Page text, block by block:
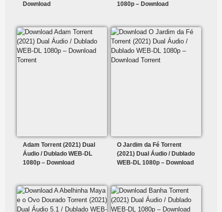
Download
1080p – Download
Adam Torrent (2021) Dual
Áudio / Dublado WEB-DL
1080p – Download
O Jardim da Fé Torrent
(2021) Dual Áudio / Dublado
WEB-DL 1080p – Download